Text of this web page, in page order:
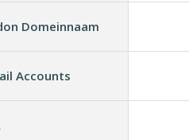
Domeinnaam
Accounts